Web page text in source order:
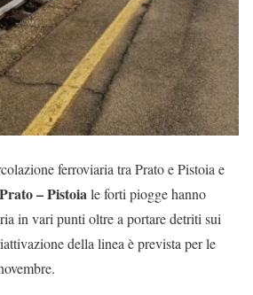
ferroviaria tra Prato e Pistoia e
Prato – Pistoiale forti piogge hanno
in vari punti oltre a portare detriti sui
della linea è prevista per le